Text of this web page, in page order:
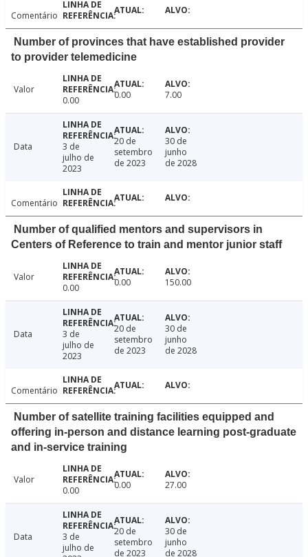
Comentário
Number of provinces that have established provider
to provider telemedicine
Valor
0.00
0.00 7.00
Data
3 de
julho de
2023
20 de
setembro
de 2023
30 de
junho
de 2028
Comentário
Number of qualified mentors and supervisors in
Centers of Reference to train and mentor junior staff
Valor
0.00
0.00 150.00
Data
3 de
julho de
2023
20 de
setembro
de 2023
30 de
junho
de 2028
Comentário
Number of satellite training facilities equipped and
offering in-person and distance learning post-graduate
and in-service training
Valor
0.00
0.00 27.00
Data
3 de
julho de
20 de
setembro
de 2023
30 de
junho
de 2028